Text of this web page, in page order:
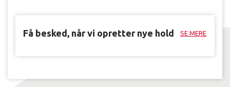
Få besked, når vi opretter nye hold SE MERE